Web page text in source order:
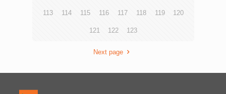
113 114 115 116 117 118 119 120
121 122 123
Next page